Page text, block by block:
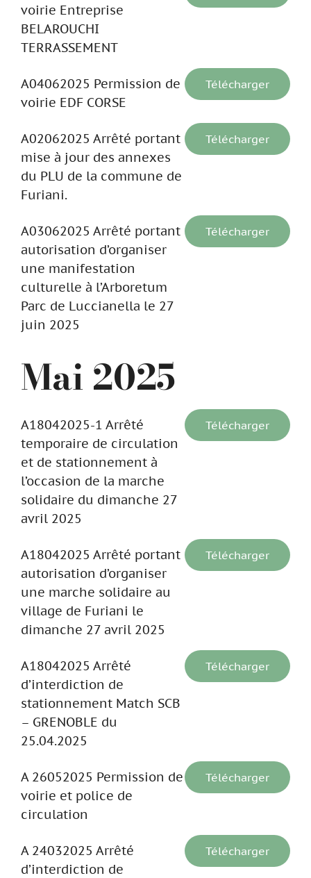
voirie Entreprise
BELAROUCHI
TERRASSEMENT
A04062025 Permission de
voirie EDF CORSE
Télécharger
A02062025 Arrêté portant
mise à jour des annexes
du PLU de la commune de
Furiani.
Télécharger
A03062025 Arrêté portant
autorisation d’organiser
une manifestation
culturelle à l’Arboretum
Parc de Luccianella le 27
juin 2025
Télécharger
Mai 2025
A18042025-1 Arrêté
temporaire de circulation
et de stationnement à
l’occasion de la marche
solidaire du dimanche 27
avril 2025
Télécharger
A18042025 Arrêté portant
autorisation d’organiser
une marche solidaire au
village de Furiani le
dimanche 27 avril 2025
Télécharger
A18042025 Arrêté
d’interdiction de
stationnement Match SCB
– GRENOBLE du
25.04.2025
Télécharger
A 26052025 Permission de
voirie et police de
circulation
Télécharger
A 24032025 Arrêté
d’interdiction de
Télécharger